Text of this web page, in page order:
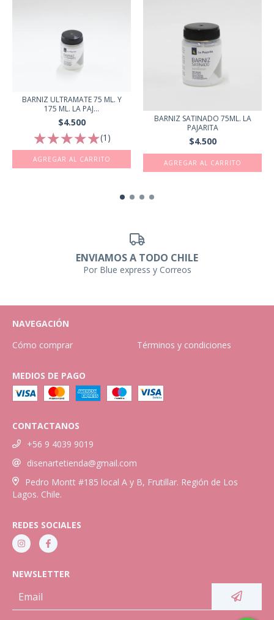
BARNIZ ULTRAMATE 75 ML. Y
175 ML. LA PAJ...
$4.500
(1)
AGREGAR AL CARRITO
BARNIZ SATINADO 75ML. LA
PAJARITA
$4.500
ENVIAMOS A TODO CHILE
Por Blue express y Correos
NAVEGACIÓN
Cómo comprar
Términos y condiciones
MEDIOS DE PAGO
CONTACTANOS
+56 9 4039 9019
disenartetienda@gmail.com
Pedro Montt #185 local A y B, Frutillar. Región de Los
Lagos. Chile.
REDES SOCIALES
NEWSLETTER